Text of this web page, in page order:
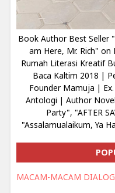
Book Author Best Seller
am Here, Mr. Rich"
Rumah Literasi Kreatif
Baca Kaltim 2018 |
Founder Mamuja |
Antologi | Author
Party", "AFTER
"Assalamualaikum, Ya
MACAM-MACAM